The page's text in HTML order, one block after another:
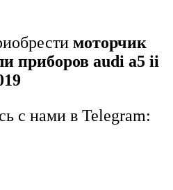
моторчик
приборов audi a5 ii
с нами в Telegram: